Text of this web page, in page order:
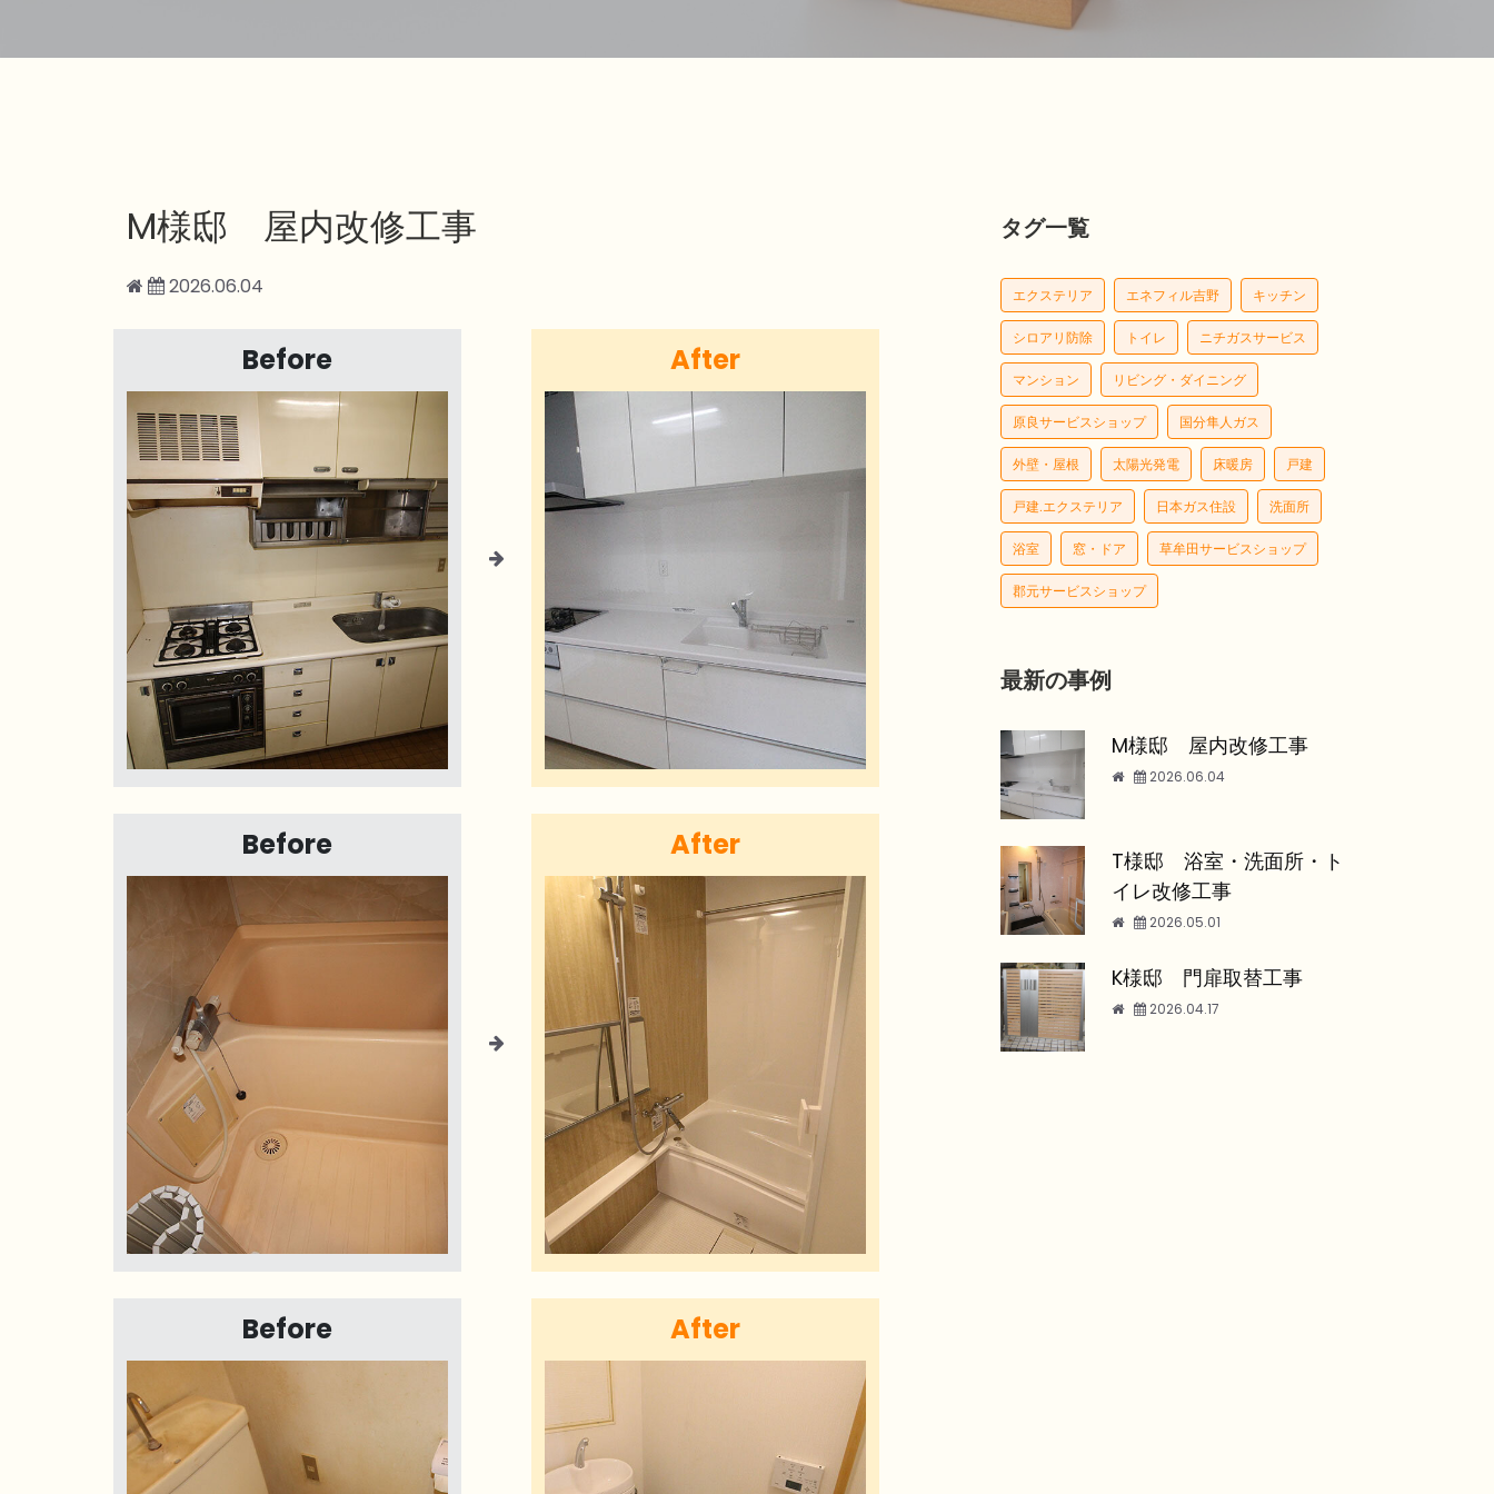
M様邸 屋内改修工事
2026.06.04
Before After
Before After
Before After
タグ一覧
エクステリア エネフィル吉野 キッチン
シロアリ防除 トイレ ニチガスサービス
マンション リビング・ダイニング
原良サービスショップ 国分隼人ガス
外壁・屋根 太陽光発電 床暖房 戸建
戸建.エクステリア 日本ガス住設 洗面所
浴室 窓・ドア 草牟田サービスショップ
郡元サービスショップ
最新の事例
M様邸 屋内改修工事
2026.06.04
T様邸 浴室・洗面所・ト
イレ改修工事
2026.05.01
K様邸 門扉取替工事
2026.04.17